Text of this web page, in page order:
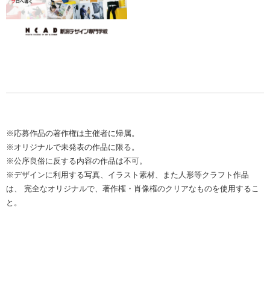
※応募作品の著作権は主催者に帰属。
※オリジナルで未発表の作品に限る。
※公序良俗に反する内容の作品は不可。
※デザインに利用する写真、イラスト素材、また人形等クラフト作品
は、 完全なオリジナルで、著作権・肖像権のクリアなものを使用するこ
と。